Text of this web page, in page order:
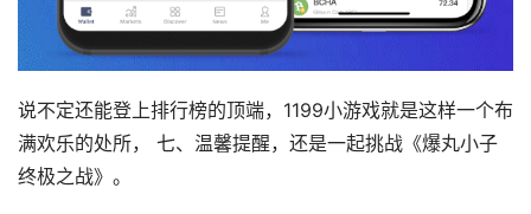
说不定还能登上排行榜的顶端，1199小游戏就是这样一个布
满欢乐的处所， 七、温馨提醒，还是一起挑战《爆丸小子
终极之战》。